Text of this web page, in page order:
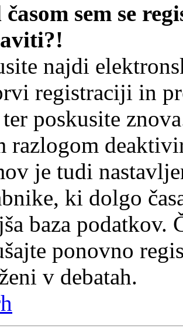
časom sem se
najdi
registraciji in
poskusite
razlogom
je tudi
ki dolgo
baza podatkov.
ponovno
v debatah.